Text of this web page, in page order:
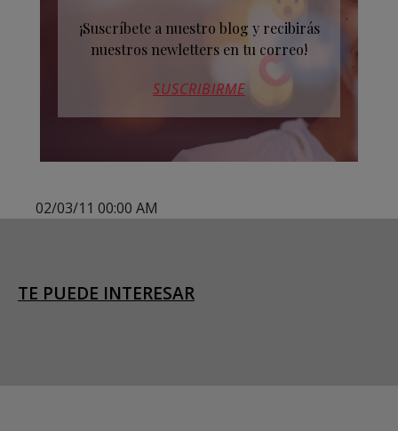
¡Suscríbete a nuestro blog y recibirás
nuestros newletters en tu correo!
SUSCRIBIRME
02/03/11 00:00 AM
TE PUEDE INTERESAR